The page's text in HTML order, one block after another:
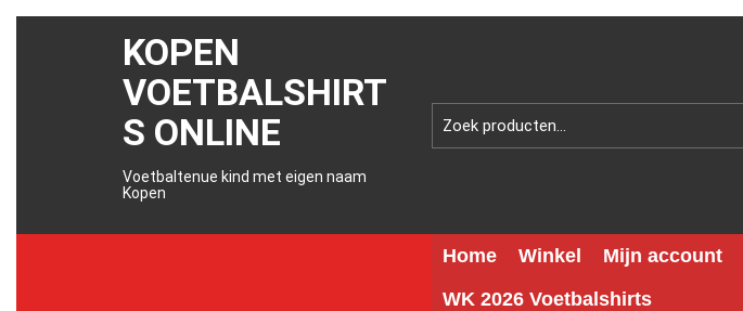
KOPEN
VOETBALSHIRT
S ONLINE
Voetbaltenue kind met eigen naam
Kopen
Home Winkel Mijn account
WK 2026 Voetbalshirts